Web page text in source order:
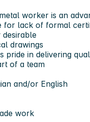
worker is an
for lack of formal
desirable
drawings
pride in delivering
of a team
and/or English
work